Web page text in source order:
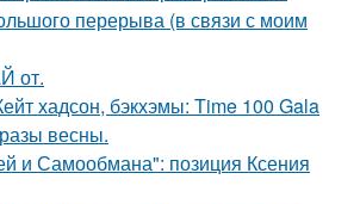
перерыва (в связи с моим
от.
хадсон, бэкхэмы: Time 100 Gala
весны.
и Самообмана": позиция Ксения